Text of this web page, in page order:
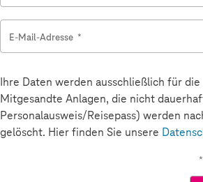
E-Mail-Adresse *
Ihre Daten werden ausschließlich für
Mitgesandte Anlagen, die nicht
Personalausweis/Reisepass) werden
gelöscht. Hier finden Sie unsere
*